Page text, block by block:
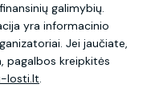
galimybių.
yra informacinio
Jei jaučiate,
pagalbos kreipkitės
losti.lt.